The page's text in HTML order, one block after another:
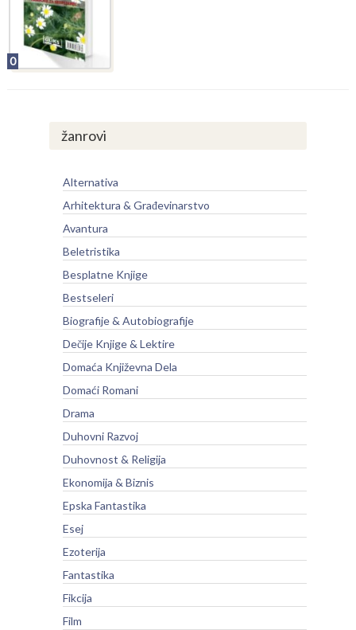
0
žanrovi
Alternativa
Arhitektura & Građevinarstvo
Avantura
Beletristika
Besplatne Knjige
Bestseleri
Biografije & Autobiografije
Dečije Knjige & Lektire
Domaća Književna Dela
Domaći Romani
Drama
Duhovni Razvoj
Duhovnost & Religija
Ekonomija & Biznis
Epska Fantastika
Esej
Ezoterija
Fantastika
Fikcija
Film